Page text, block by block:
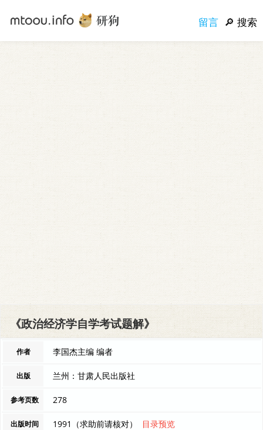
留言 搜索
《政治经济学自学考试题解》
作者 李国杰主编 编者
出版 兰州：甘肃人民出版社
参考页数 278
出版时间 1991（求助前请核对） 目录预览